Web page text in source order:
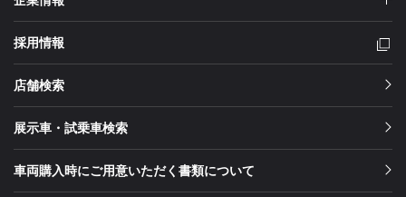
採用情報
店舗検索
展示車・試乗車検索
車両購入時にご用意いただく書類について